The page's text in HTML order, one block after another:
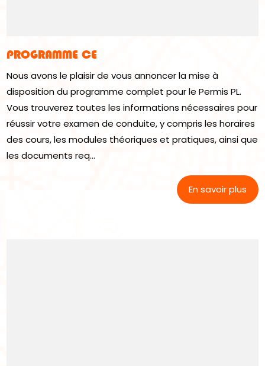
PROGRAMME CE
Nous avons le plaisir de vous annoncer la mise à
disposition du programme complet pour le Permis PL.
Vous trouverez toutes les informations nécessaires pour
réussir votre examen de conduite, y compris les horaires
des cours, les modules théoriques et pratiques, ainsi que
les documents req...
En savoir plus